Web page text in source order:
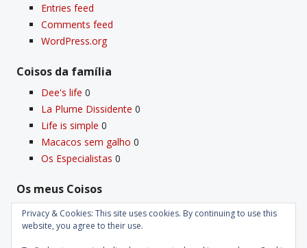
Entries feed
Comments feed
WordPress.org
Coisos da famí­lia
Dee's life 0
La Plume Dissidente 0
Life is simple 0
Macacos sem galho 0
Os Especialistas 0
Os meus Coisos
Deus0
Velho Coiso0
Privacy & Cookies: This site uses cookies. By continuing to use this
website, you agree to their use.